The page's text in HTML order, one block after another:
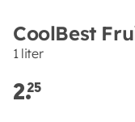
CoolBest
1 liter
2.25